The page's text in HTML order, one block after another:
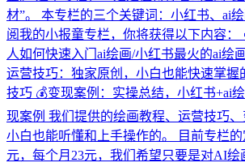
材”。 本专栏的三个关键词：小红书、ai
阅我的小报童专栏，你将获得以下内容：
人如何快速入门ai绘画/小红书最火的ai绘
运营技巧：独家原创，小白也能快速掌握
技巧 💰变现案例：实操总结，小红书+ai
现案例 我们提供的绘画教程、运营技巧
小白也能听懂和上手操作的。 目前专栏
元，每个月23元，我们希望只要是对AI绘